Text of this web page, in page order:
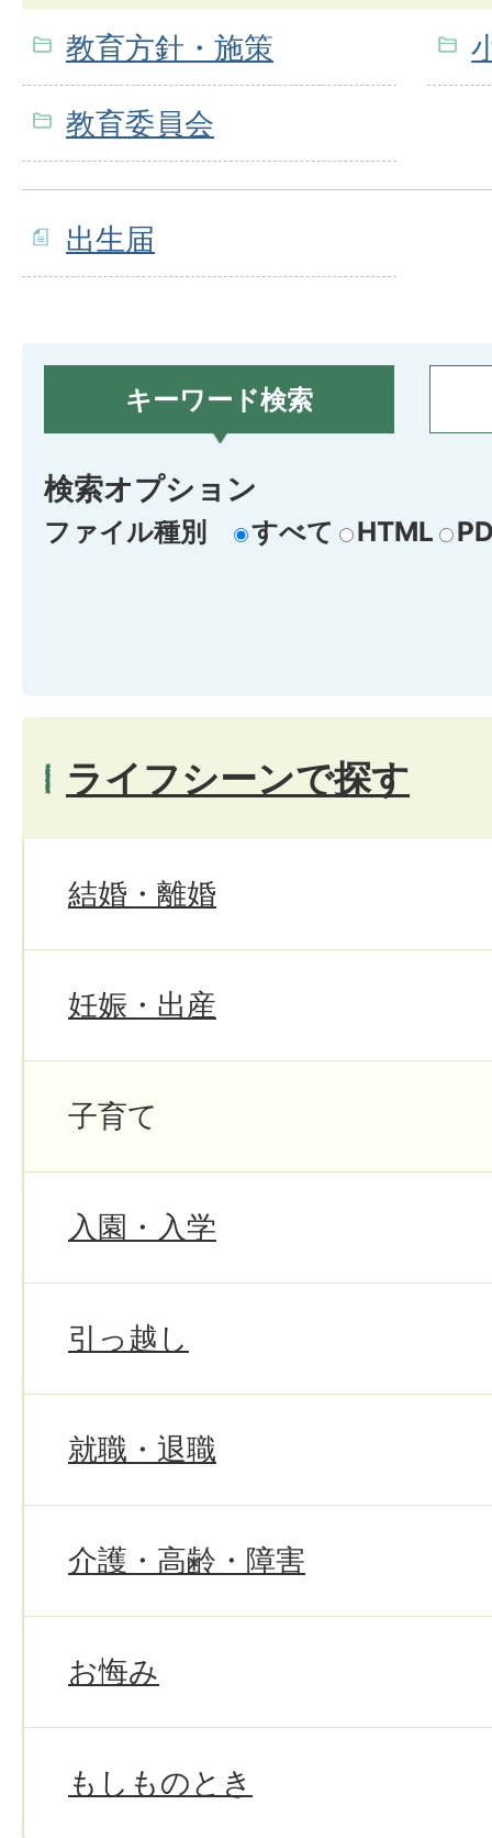
教育方針・施策
教育委員会
出生届
キーワード検索
検索オプション
ファイル種別 すべて HTML
ライフシーンで探す
結婚・離婚
妊娠・出産
子育て
入園・入学
引っ越し
就職・退職
介護・高齢・障害
お悔み
もしものとき